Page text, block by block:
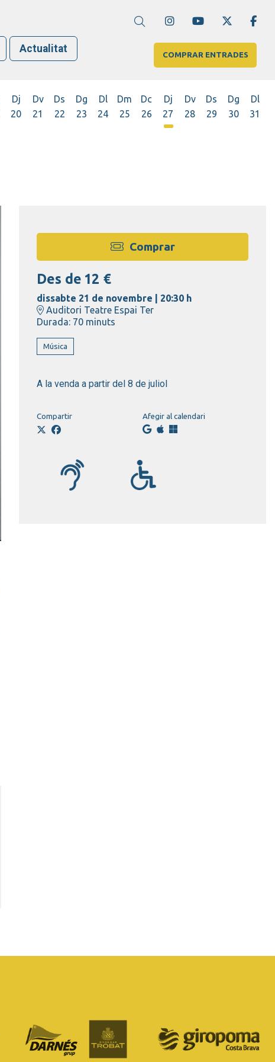
Link a instagram
Link a youtube
Link a
Cerca
COMPRAR ENTRADES
Actualitat
Dj
20
Dv
21
Ds
22
Dg
23
Dl
24
Dm
25
Dc
26
Dj
27
Dijous 27 d'agost
Dv
28
Ds
29
Dg
30
Dl
31
Comprar
Des de Des de
12 €
dissabte 21 de novembre
20:30 h
Auditori Teatre Espai Ter
Durada: 70 minuts
Música
A la venda a partir del 8 de juliol
Compartir Afegir al calendari